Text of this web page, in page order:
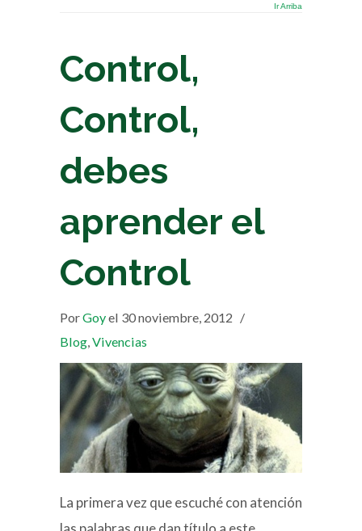
Ir Arriba
Control,
Control,
debes
aprender el
Control
PorGoyel 30 noviembre, 2012 /
Blog Vivencias
La primera vez que escuché con atención